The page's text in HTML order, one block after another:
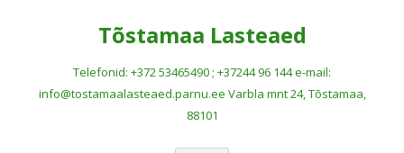
Tõstamaa Lasteaed
Telefonid: +372 53465490 ; +37244 96 144 e-mail:
info@tostamaalasteaed.parnu.ee Varbla mnt 24, Tõstamaa,
88101